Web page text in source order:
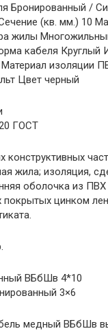
Бронированный /
(кв. мм.) 10
жилы
кабеля Круглый
изоляции
Цвет черный
ГОСТ
конструктивных
жила; изоляция,
оболочка из ПВХ
покрытых цинком
ВБбШв 4*10
3×6
медный ВБбШв